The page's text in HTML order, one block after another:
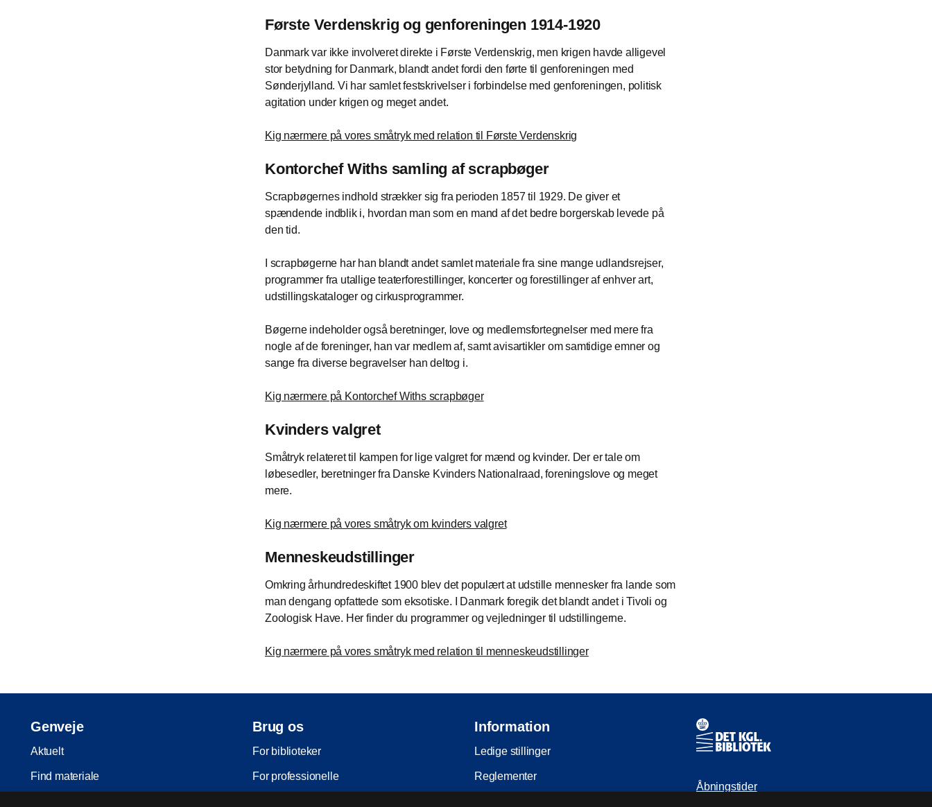
Første Verdenskrig og genforeningen 1914-1920
Danmark var ikke involveret direkte i Første Verdenskrig, men krigen havde alligevel
stor betydning for Danmark, blandt andet fordi den førte til genforeningen med
Sønderjylland. Vi har samlet festskrivelser i forbindelse med genforeningen, politisk
agitation under krigen og meget andet.
Kig nærmere på vores småtryk med relation til Første Verdenskrig
Kontorchef Withs samling af scrapbøger
Scrapbøgernes indhold strækker sig fra perioden 1857 til 1929. De giver et
spændende indblik i, hvordan man som en mand af det bedre borgerskab levede på
den tid.
I scrapbøgerne har han blandt andet samlet materiale fra sine mange udlandsrejser,
programmer fra utallige teaterforestillinger, koncerter og forestillinger af enhver art,
udstillingskataloger og cirkusprogrammer.
Bøgerne indeholder også beretninger, love og medlemsfortegnelser med mere fra
nogle af de foreninger, han var medlem af, samt avisartikler om samtidige emner og
sange fra diverse begravelser han deltog i.
Kig nærmere på Kontorchef Withs scrapbøger
Kvinders valgret
Småtryk relateret til kampen for lige valgret for mænd og kvinder. Der er tale om
løbesedler, beretninger fra Danske Kvinders Nationalraad, foreningslove og meget
mere.
Kig nærmere på vores småtryk om kvinders valgret
Menneskeudstillinger
Omkring århundredeskiftet 1900 blev det populært at udstille mennesker fra lande som
man dengang opfattede som eksotiske. I Danmark foregik det blandt andet i Tivoli og
Zoologisk Have. Her finder du programmer og vejledninger til udstillingerne.
Kig nærmere på vores småtryk med relation til menneskeudstillinger
Genveje
Aktuelt
Find materiale
Brug os
For biblioteker
For professionelle
Information
Ledige stillinger
Reglementer
Kontaktinformationer
Åbningstider